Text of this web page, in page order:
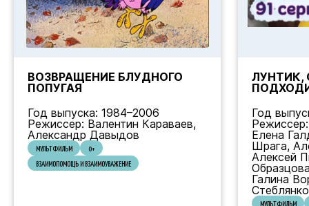
ВОЗВРАЩЕНИЕ БЛУДНОГО
ПОПУГАЯ
Год выпуска: 1984–2006
Режиссер: Валентин Караваев,
Александр Давыдов
МУЛЬТФИЛЬМ
0+
ВЗАИМОПОМОЩЬ И ВЗАИМОУВАЖЕНИЕ
ЛУНТИК,
Год
Елена
Шрага,
Алексей
Галина
МУЛЬТФИЛЬМ